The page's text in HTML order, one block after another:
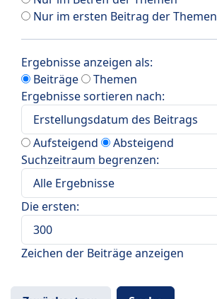
Nur im ersten Beitrag der Themen
Ergebnisse anzeigen als:
Beiträge
Themen
Ergebnisse sortieren nach:
Aufsteigend
Absteigend
Suchzeitraum begrenzen:
Die ersten:
Zeichen der Beiträge anzeigen